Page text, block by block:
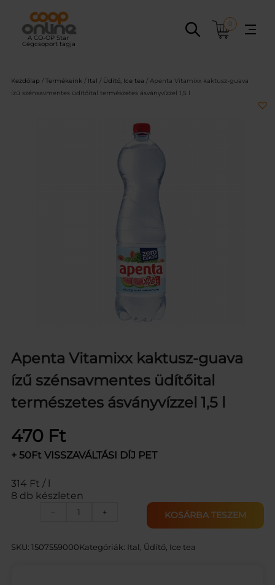
tartalomhoz
0
Kezdőlap / Termékeink / Ital / Üdítő, Ice tea / Apenta Vitamixx kaktusz-guava
ízű szénsavmentes üdítőital természetes ásványvízzel 1,5 l
Apenta Vitamixx kaktusz-guava
ízű szénsavmentes üdítőital
természetes ásványvízzel 1,5 l
470 Ft
+ 50Ft VISSZAVÁLTÁSI DÍJ PET
314 Ft / l
8 db készleten
–
A
N
+ KOSÁRBA TESZEM
SKU: 1507559000Kategóriák: Ital Üdítő, Ice tea